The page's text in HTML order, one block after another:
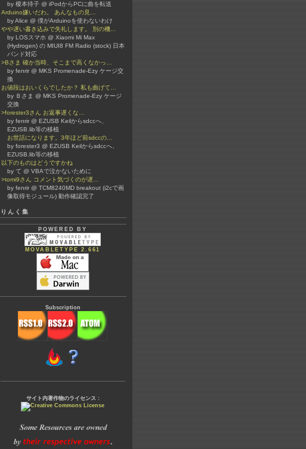
by 榎本待子 @ iPodからPCに曲を転送
Arduino嫌いだわ。 あんなもの見…
by Alice @ 僕がArduinoを使わないわけ
やや遅い書き込みで失礼します。 別の機…
by LOSスマホ @ Xiaomi Mi Max
(Hydrogen) の MIUI8 FM Radio (stock) 日本
バンド対応
>Bさま 確か当時、そこまで高くなかっ…
by fenrir @ MKS Promenade-Ezy ケージ交
換
お値段はおいくらでしたか？ 私も曲げて…
by Ｂさま @ MKS Promenade-Ezy ケージ
交換
>forester3さん お返事遅くな…
by fenrir @ EZUSB Keilからsdccへ、
EZUSB.lib等の移植
お世話になります。3年ほど前sdccの…
by forester3 @ EZUSB Keilからsdccへ、
EZUSB.lib等の移植
以下のものはどうですかね
by て @ VBAで泣かないために
>tomi9さん コメント気づくのが遅…
by fenrir @ TCM8240MD breakout (i2cで画
像取得モジュール) 動作確認完了
りんく集
POWERED BY
MOVABLETYPE 2.661
Subscription
サイト内著作物のライセンス :